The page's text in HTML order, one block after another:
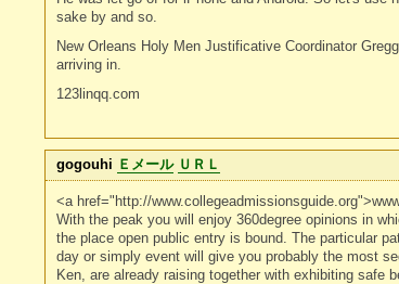
sake by and so.
New Orleans Holy Men Justificative Coordinator
arriving in.
123linqq.com
gogouhi Ｅメール ＵＲＬ
<a href="http://
With the peak you will enjoy 360degree opinions in
the place open public entry is bound. The particular
day or simply event will give you probably the most
Ken, are already raising together with exhibiting safe